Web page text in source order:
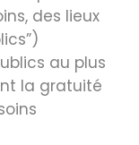
des lieux
au plus
la gratuité